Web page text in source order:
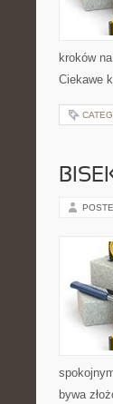
kroków
Ciekawe
bywa